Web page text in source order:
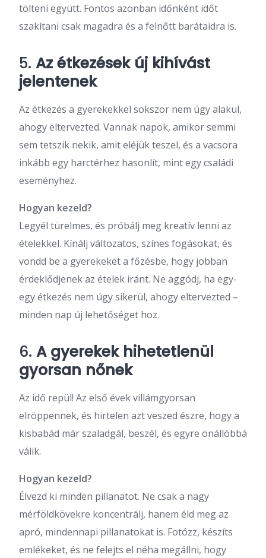
tölteni együtt. Fontos azonban időnként időt
szakítani csak magadra és a felnőtt barátaidra is.
5. Az étkezések új kihívást
jelentenek
Az étkezés a gyerekekkel sokszor nem úgy alakul,
ahogy eltervezted. Vannak napok, amikor semmi
sem tetszik nekik, amit eléjük teszel, és a vacsora
inkább egy harctérhez hasonlít, mint egy családi
eseményhez.
Hogyan kezeld?
Legyél türelmes, és próbálj meg kreatív lenni az
ételekkel. Kínálj változatos, színes fogásokat, és
vondd be a gyerekeket a főzésbe, hogy jobban
érdeklődjenek az ételek iránt. Ne aggódj, ha egy-
egy étkezés nem úgy sikerül, ahogy eltervezted –
minden nap új lehetőséget hoz.
6. A gyerekek hihetetlenül
gyorsan nőnek
Az idő repül! Az első évek villámgyorsan
elröppennek, és hirtelen azt veszed észre, hogy a
kisbabád már szaladgál, beszél, és egyre önállóbbá
válik.
Hogyan kezeld?
Élvezd ki minden pillanatot. Ne csak a nagy
mérföldkövekre koncentrálj, hanem éld meg az
apró, mindennapi pillanatokat is. Fotózz, készíts
emlékeket, és ne felejts el néha megállni, hogy